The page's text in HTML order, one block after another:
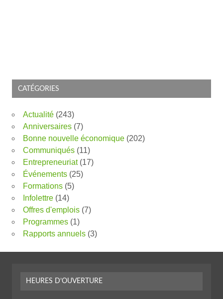
CATÉGORIES
Actualité (243)
Anniversaires (7)
Bonne nouvelle économique (202)
Communiqués (11)
Entrepreneuriat(17)
Événements (25)
Formations (5)
Infolettre (14)
Offres d'emplois (7)
Programmes (1)
Rapports annuels (3)
HEURES D’OUVERTURE